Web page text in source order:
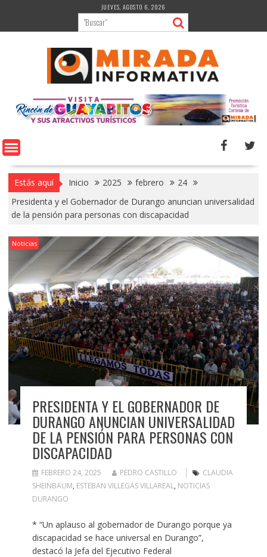
contenido
JUEVES, AGOSTO 6, 2026
Estás aquí Inicio 2025 febrero
24
Presidenta y el Gobernador de Durango anuncian universalidad
de la pensión para personas con discapacidad
Noticias
PRESIDENTA Y EL GOBERNADOR DE
DURANGO ANUNCIAN UNIVERSALIDAD
DE LA PENSIÓN PARA PERSONAS CON
DISCAPACIDAD
FEBRERO 24, 2025 PEDRO CASTILLO
CLAUDIA
SHEINBAUM, ESTEBAN VILLEGAS VILLAREAL, NOTICIAS
DURANGO
* “Un aplauso al gobernador de Durango porque ya
discapacidad se hace universal en Durango”,
destacó la Jefa del Ejecutivo Federal